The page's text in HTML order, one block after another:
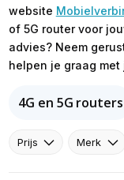
website
of 5G router voor
advies? Neem
helpen je graag met
4G en 5G routers
Prijs Merk